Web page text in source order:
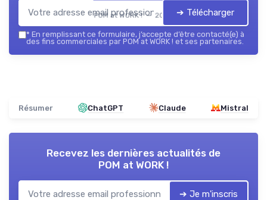
POM at WORK ! — 2026 ➔ Télécharger
* En remplissant ce formulaire, j’accepte d’être contacté(e) à
des fins commerciales par POM at WORK ! et ses partenaires.
Résumer ChatGPT Claude Mistral
Recevez les dernières actualités de
POM at WORK !
➔ Je m'inscris